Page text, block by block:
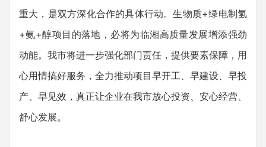
重大，是双方深化合作的具体行动。生物质+绿电制氢
+氨+醇项目的落地，必将为临湘高质量发展增添强劲
动能。我市将进一步强化部门责任，提供要素保障，用
心用情搞好服务，全力推动项目早开工、早建设、早投
产、早见效，真正让企业在我市放心投资、安心经营、
舒心发展。